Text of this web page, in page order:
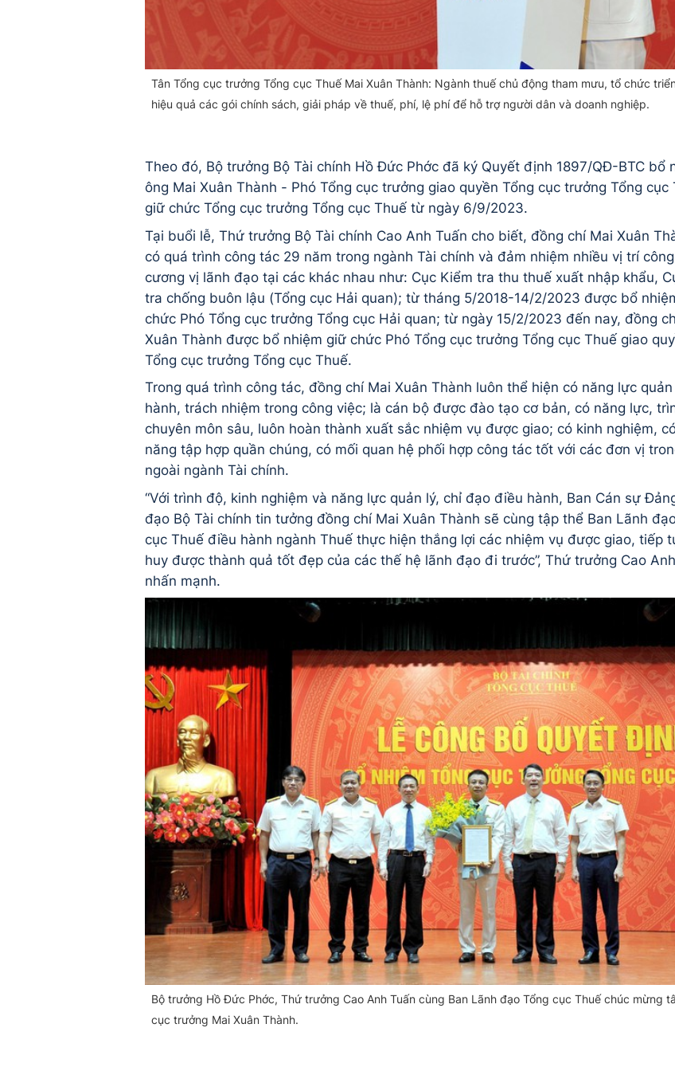
Tân Tổng cục trưởng Tổng cục Thuế Mai Xuân Thành: Ngành thuế chủ động tham mưu, tổ chức
hiệu quả các gói chính sách, giải pháp về thuế, phí, lệ phí để hỗ trợ người dân và doanh nghiệp.
Theo đó, Bộ trưởng Bộ Tài chính Hồ Đức Phớc đã ký Quyết định 1897/QĐ-BTC bổ
ông Mai Xuân Thành - Phó Tổng cục trưởng giao quyền Tổng cục trưởng Tổng cục
giữ chức Tổng cục trưởng Tổng cục Thuế từ ngày 6/9/2023.
Tại buổi lễ, Thứ trưởng Bộ Tài chính Cao Anh Tuấn cho biết, đồng chí Mai Xuân
có quá trình công tác 29 năm trong ngành Tài chính và đảm nhiệm nhiều vị trí
cương vị lãnh đạo tại các khác nhau như: Cục Kiểm tra thu thuế xuất nhập khẩu,
tra chống buôn lậu (Tổng cục Hải quan); từ tháng 5/2018-14/2/2023 được bổ
chức Phó Tổng cục trưởng Tổng cục Hải quan; từ ngày 15/2/2023 đến nay, đồng
Xuân Thành được bổ nhiệm giữ chức Phó Tổng cục trưởng Tổng cục Thuế giao
Tổng cục trưởng Tổng cục Thuế.
Trong quá trình công tác, đồng chí Mai Xuân Thành luôn thể hiện có năng lực
hành, trách nhiệm trong công việc; là cán bộ được đào tạo cơ bản, có năng lực,
chuyên môn sâu, luôn hoàn thành xuất sắc nhiệm vụ được giao; có kinh nghiệm,
năng tập hợp quần chúng, có mối quan hệ phối hợp công tác tốt với các đơn vị
ngoài ngành Tài chính.
“Với trình độ, kinh nghiệm và năng lực quản lý, chỉ đạo điều hành, Ban Cán sự
đạo Bộ Tài chính tin tưởng đồng chí Mai Xuân Thành sẽ cùng tập thể Ban Lãnh
cục Thuế điều hành ngành Thuế thực hiện thắng lợi các nhiệm vụ được giao, tiếp
huy được thành quả tốt đẹp của các thế hệ lãnh đạo đi trước”, Thứ trưởng Cao
nhấn mạnh.
Bộ trưởng Hồ Đức Phớc, Thứ trưởng Cao Anh Tuấn cùng Ban Lãnh đạo Tổng cục Thuế chúc mừng
cục trưởng Mai Xuân Thành.